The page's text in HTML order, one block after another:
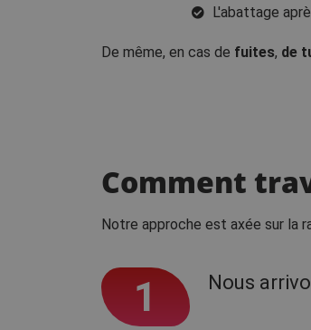
L'abattage
De même, en cas de fuites, de
Comment
Notre approche est axée sur la
1 Nous